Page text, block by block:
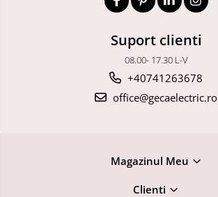
Suport clienti
08.00- 17.30 L-V
+40741263678
office@gecaelectric.ro
Magazinul Meu
Clienti